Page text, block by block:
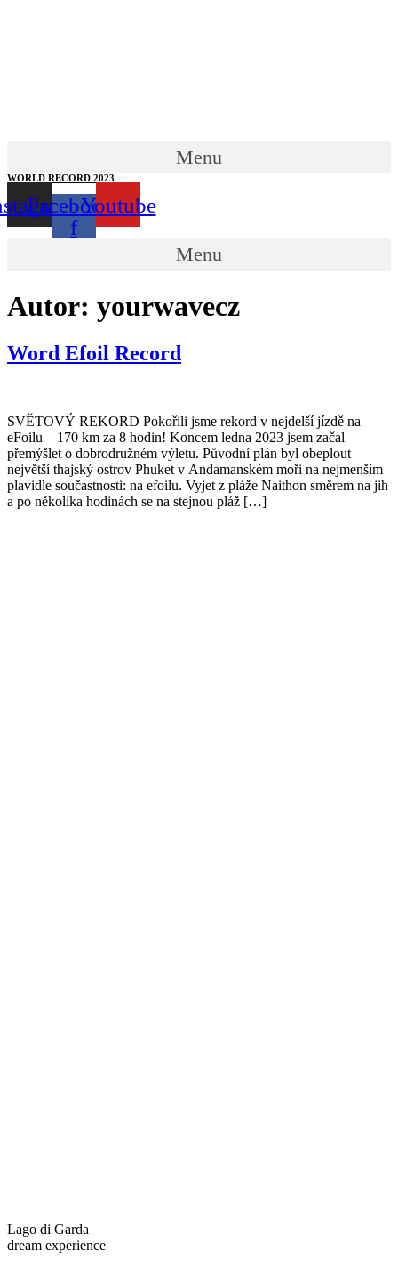
Menu
WORLD RECORD 2023
Facebook-
f
Youtube
Menu
Autor: yourwavecz
Word Efoil Record
SVĚTOVÝ REKORD Pokořili jsme rekord v nejdelší jízdě na
eFoilu – 170 km za 8 hodin! Koncem ledna 2023 jsem začal
přemýšlet o dobrodružném výletu. Původní plán byl obeplout
největší thajský ostrov Phuket v Andamanském moři na nejmenším
plavidle součastnosti: na efoilu. Vyjet z pláže Naithon směrem na jih
a po několika hodinách se na stejnou pláž […]
Lago di Garda
dream experience